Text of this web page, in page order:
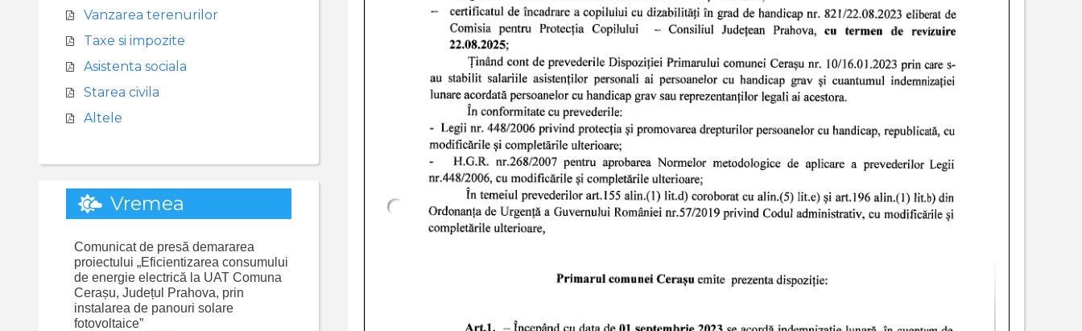
Vanzarea terenurilor
Taxe si impozite
Asistenta sociala
Starea civila
Altele
Vremea
Comunicat de presă demararea
proiectului „Eficientizarea consumului
de energie electrică la UAT Comuna
Cerașu, Județul Prahova, prin
instalarea de panouri solare
fotovoltaice”